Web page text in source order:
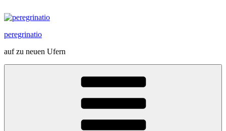
Inhalt
peregrinatio
auf zu neuen Ufern